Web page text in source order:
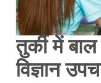
तुर्की में
विज्ञान